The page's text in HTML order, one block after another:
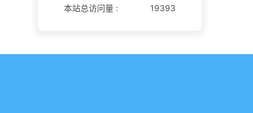
本站总访问量 :
19393